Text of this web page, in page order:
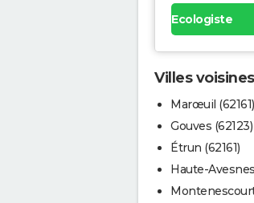
Ecologiste
Villes
Marœuil (62161)
Gouves (62123)
Étrun (62161)
Haute-